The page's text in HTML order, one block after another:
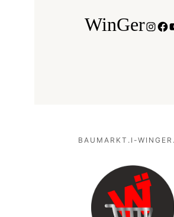
WinGerInstagram Facebook
BAUMARKT.I-